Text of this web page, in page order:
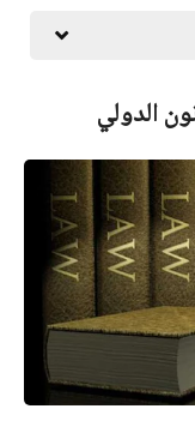
الدولي